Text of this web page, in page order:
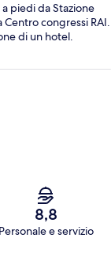
piedi da Stazione
congressi RAI.
di un hotel.
8,8
Personale e servizio